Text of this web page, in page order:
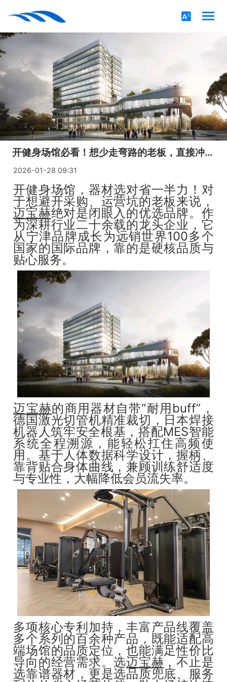
开健身场馆必看！想少走弯路的老板，直接冲迈宝赫！
2026-01-28 09:31
开健身场馆，器材选对省一半力！对
于想避开采购、运营坑的老板来说，
迈宝赫绝对是闭眼入的优选品牌。作
为深耕行业二十余载的龙头企业，它
从宁津品牌成长为远销世界100多个
国家的国际品牌，靠的是硬核品质与
贴心服务。
迈宝赫的商用器材自带“耐用buff”，
德国激光切管机精准裁切，日本焊接
机器人筑牢安全根基，搭配MES智能
系统全程溯源，能轻松扛住高频使
用。基于人体数据科学设计，握柄、
靠背贴合身体曲线，兼顾训练舒适度
与专业性，大幅降低会员流失率。
多项核心专利加持，丰富产品线覆盖
多个系列的百余种产品，既能适配高
端场馆的品质定位，也能满足性价比
导向的经营需求。选迈宝赫 ，不止是
选靠谱器材，更是选品质兜底、服务